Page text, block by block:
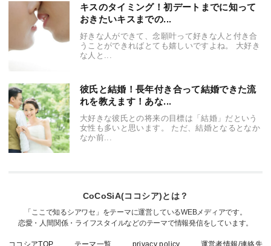
キスのタイミング！初デートまでに知って
おきたいキスまでの...
好きな人ができて、念願叶って好きな人と付き合
うことができればとても嬉しいですよね。 大好き
な人と...
彼氏と結婚！長年付き合って結婚できた流
れを教えます！あな...
大好きな彼氏との将来の目標は「結婚」だという
女性も多いと思います。 ただ、結婚となるとなか
なか前...
ココシアTOP テーマ一覧 privacy policy 運営者情報/連絡先
CoCoSiA(ココシア)とは？
「ここで知るシアワセ」をテーマに運営しているWEBメディアです。
恋愛・人間関係・ライフスタイルなどのテーマで情報発信をしています。